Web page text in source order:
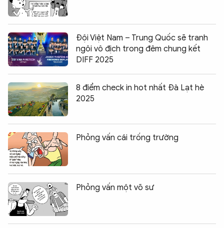
Đội Việt Nam – Trung Quốc sẽ tranh
ngôi vô địch trong đêm chung kết
DIFF 2025
8 điểm check in hot nhất Đà Lạt hè
2025
Phỏng vấn cái trống trường
Phỏng vấn một võ sư